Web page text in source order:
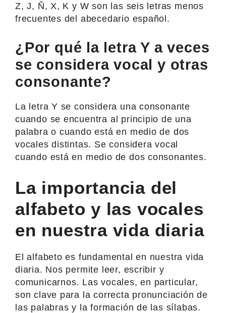
Z, J, Ñ, X, K y W son las seis letras menos
frecuentes del abecedario español.
¿Por qué la letra Y a veces
se considera vocal y otras
consonante?
La letra Y se considera una consonante
cuando se encuentra al principio de una
palabra o cuando está en medio de dos
vocales distintas. Se considera vocal
cuando está en medio de dos consonantes.
La importancia del
alfabeto y las vocales
en nuestra vida diaria
El alfabeto es fundamental en nuestra vida
diaria. Nos permite leer, escribir y
comunicarnos. Las vocales, en particular,
son clave para la correcta pronunciación de
las palabras y la formación de las sílabas.